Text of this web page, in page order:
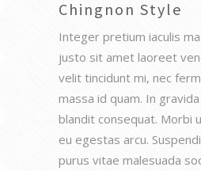
Chingnon Style
Integer pretium iaculis
justo sit amet laoreet
velit tincidunt mi, nec
massa id quam. In
blandit consequat. Morbi
eu egestas arcu.
purus vitae malesuada